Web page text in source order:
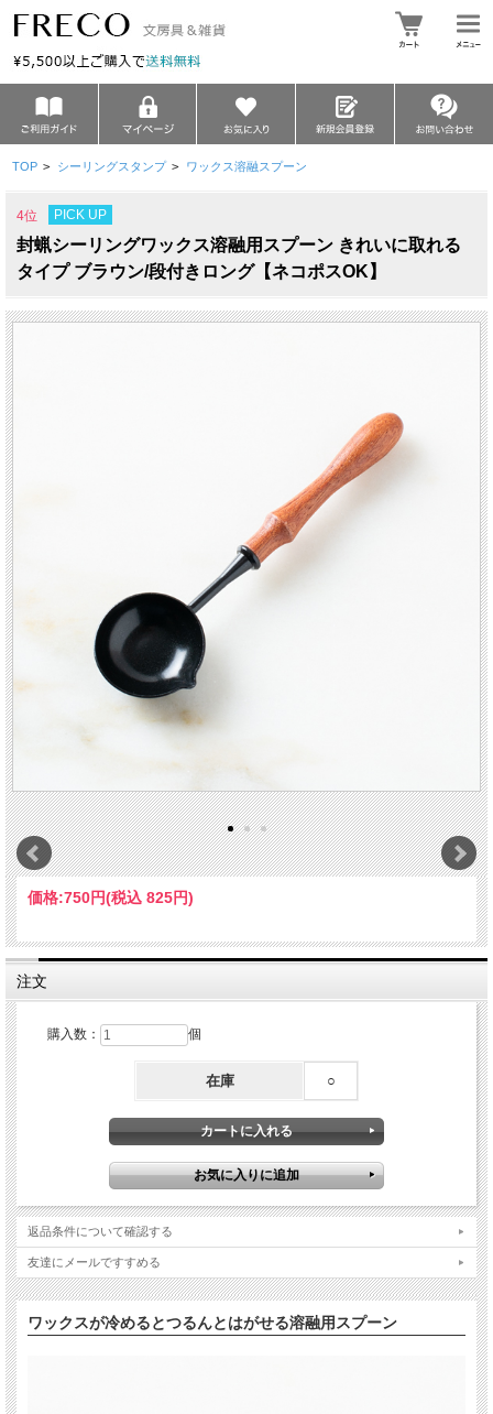
TOP > シーリングスタンプ > ワックス溶融スプーン
4位 PICK UP
封蝋シーリングワックス溶融用スプーン きれいに取れる
タイプ ブラウン/段付きロング【ネコポスOK】
価格:750円(税込 825円)
注文
購入数： 個
在庫 ○
返品条件について確認する
友達にメールですすめる
ワックスが冷めるとつるんとはがせる溶融用スプーン